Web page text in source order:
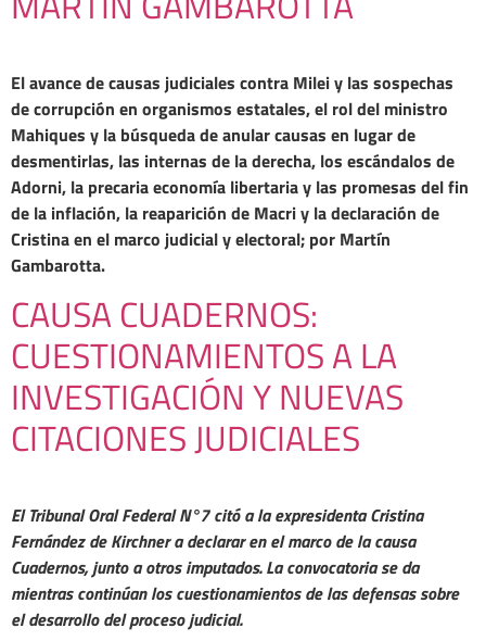
El avance de causas judiciales contra Milei y las sospechas
de corrupción en organismos estatales, el rol del ministro
Mahiques y la búsqueda de anular causas en lugar de
desmentirlas, las internas de la derecha, los escándalos de
Adorni, la precaria economía libertaria y las promesas del fin
de la inflación, la reaparición de Macri y la declaración de
Cristina en el marco judicial y electoral; por Martín
Gambarotta.
CAUSA CUADERNOS:
CUESTIONAMIENTOS A LA
INVESTIGACIÓN Y NUEVAS
CITACIONES JUDICIALES
El Tribunal Oral Federal N°7 citó a la expresidenta Cristina
Fernández de Kirchner a declarar en el marco de la causa
Cuadernos, junto a otros imputados. La convocatoria se da
mientras continúan los cuestionamientos de las defensas sobre
el desarrollo del proceso judicial.